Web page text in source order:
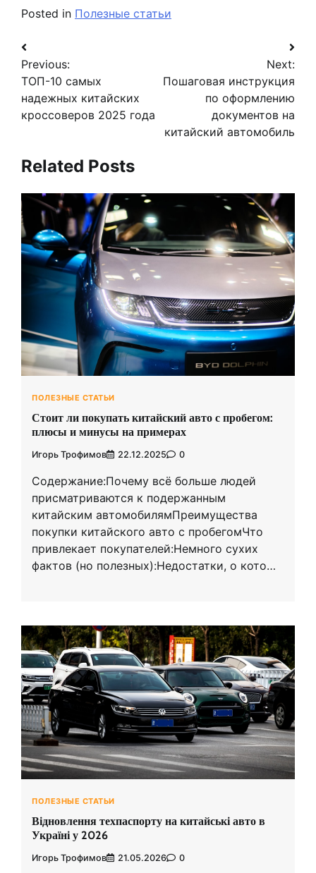
Posted in Полезные статьи
Навигация
по
записям
Previous:
ТОП-10 самых
надежных китайских
кроссоверов 2025 года
Next:
Пошаговая инструкция
по оформлению
документов на
китайский автомобиль
Related Posts
ПОЛЕЗНЫЕ СТАТЬИ
Стоит ли покупать китайский авто с пробегом:
плюсы и минусы на примерах
Игорь Трофимов 22.12.2025 0
Содержание:Почему всё больше людей
присматриваются к подержанным
китайским автомобилямПреимущества
покупки китайского авто с пробегомЧто
привлекает покупателей:Немного сухих
фактов (но полезных):Недостатки, о кото…
ПОЛЕЗНЫЕ СТАТЬИ
Відновлення техпаспорту на китайські авто в
Україні у 2026
Игорь Трофимов 21.05.2026 0